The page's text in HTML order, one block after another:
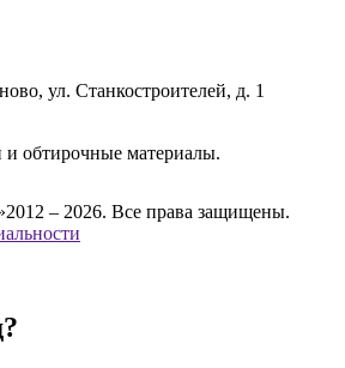
ул. Станкостроителей, д. 1
– 2026. Все права защищены.